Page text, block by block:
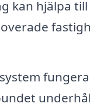
kan hjälpa